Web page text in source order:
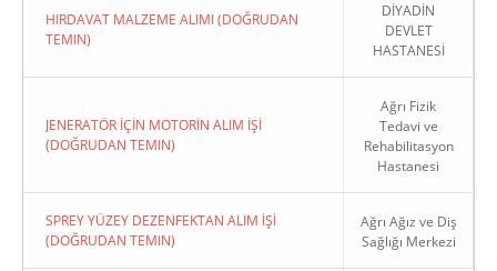
HIRDAVAT MALZEME ALIMI (DOĞRUDAN
TEMIN)
DİYADİN
DEVLET
HASTANESİ
JENERATÖR İÇİN MOTORİN ALIM İŞİ
(DOĞRUDAN TEMIN)
Ağrı Fizik
Tedavi ve
Rehabilitasyon
Hastanesi
SPREY YÜZEY DEZENFEKTAN ALIM İŞİ
(DOĞRUDAN TEMIN)
Ağrı Ağız ve Diş
Sağlığı Merkezi